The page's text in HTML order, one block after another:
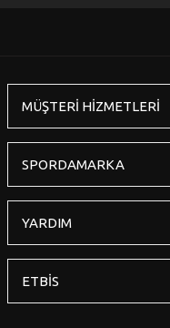
MÜŞTERİ HİZMETLERİ
SPORDAMARKA
YARDIM
ETBİS